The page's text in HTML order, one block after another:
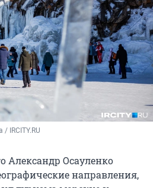
IRCITY.RU
Александр Осауленко
направления,